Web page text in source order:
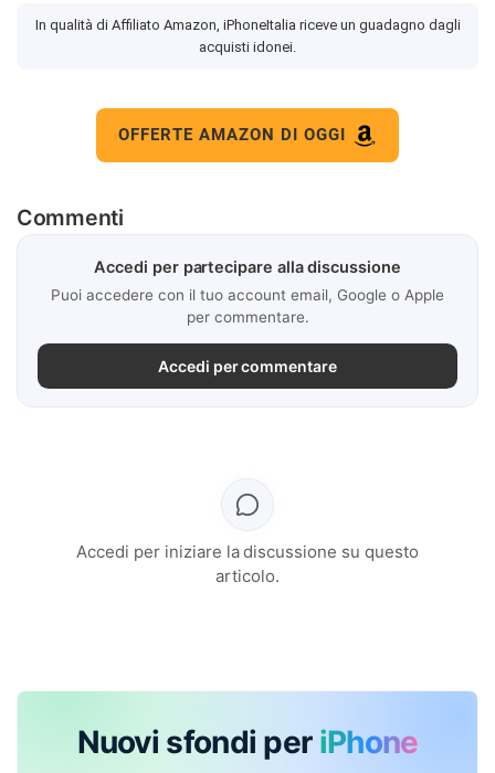
In qualità di Affiliato Amazon, iPhoneItalia riceve un guadagno dagli
acquisti idonei.
OFFERTE AMAZON DI OGGI
Commenti
Accedi per partecipare alla discussione
Puoi accedere con il tuo account email, Google o Apple
per commentare.
Accedi per commentare
Accedi per iniziare la discussione su questo
articolo.
Nuovi sfondi per iPhone